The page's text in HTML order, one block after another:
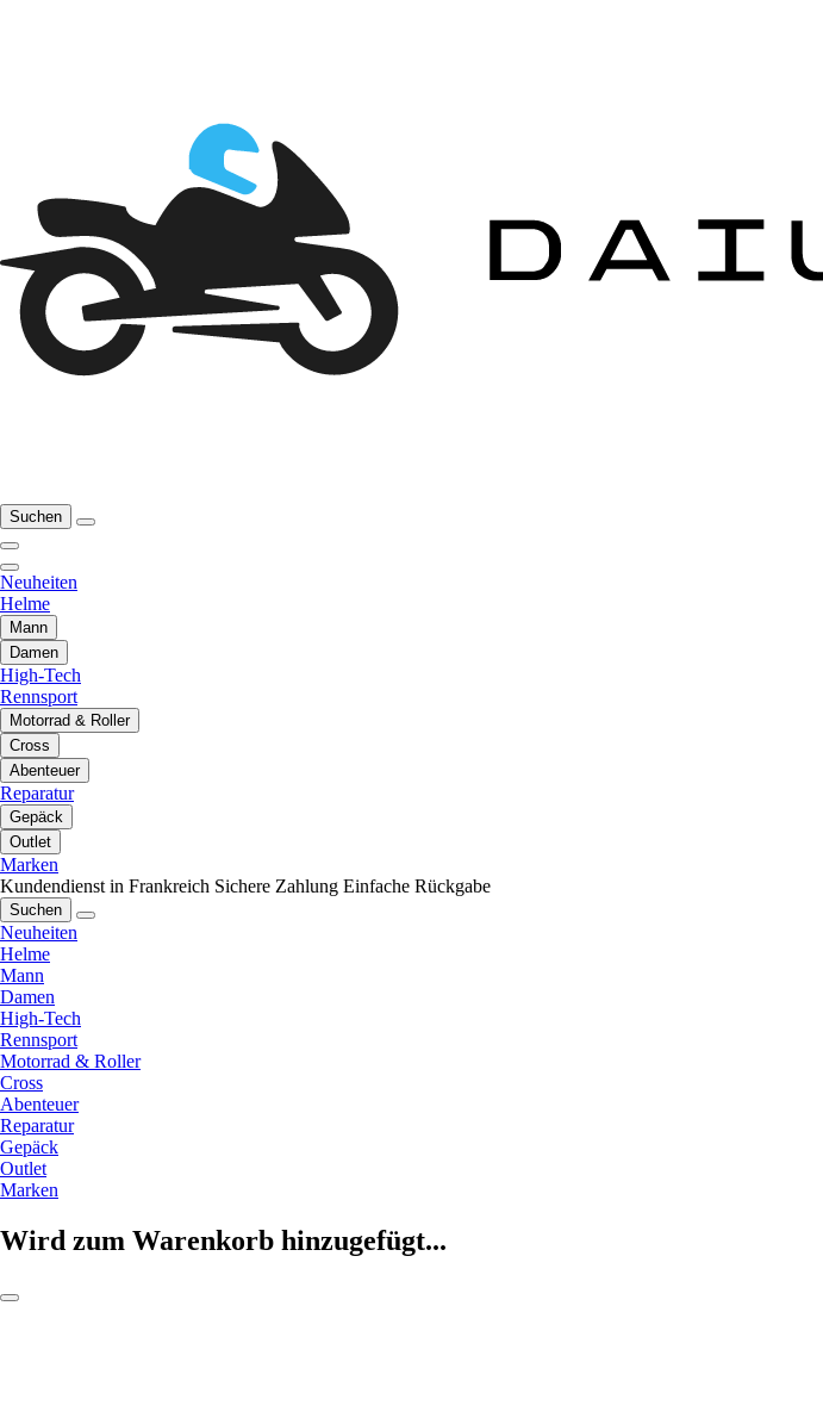
Suchen
Neuheiten
Helme
Mann
Damen
High-Tech
Rennsport
Motorrad & Roller
Cross
Abenteuer
Reparatur
Gepäck
Outlet
Marken
Kundendienst in Frankreich Sichere Zahlung Einfache Rückgabe
Suchen
Neuheiten
Helme
Mann
Damen
High-Tech
Rennsport
Motorrad & Roller
Cross
Abenteuer
Reparatur
Gepäck
Outlet
Marken
Wird zum Warenkorb hinzugefügt...